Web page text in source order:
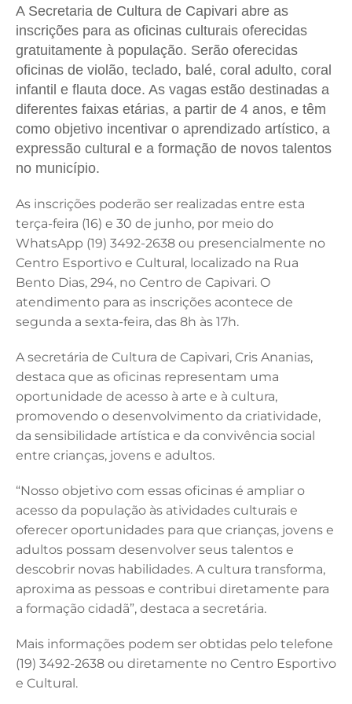
c
e
b
o
o
k
k
e
dI
n
it
te
r
ai
l
at
s
A
p
p
A Secretaria de Cultura de Capivari abre as
inscrições para as oficinas culturais oferecidas
gratuitamente à população. Serão oferecidas
oficinas de violão, teclado, balé, coral adulto, coral
infantil e flauta doce. As vagas estão destinadas a
diferentes faixas etárias, a partir de 4 anos, e têm
como objetivo incentivar o aprendizado artístico, a
expressão cultural e a formação de novos talentos
no município.
As inscrições poderão ser realizadas entre esta
terça-feira (16) e 30 de junho, por meio do
WhatsApp (19) 3492-2638 ou presencialmente no
Centro Esportivo e Cultural, localizado na Rua
Bento Dias, 294, no Centro de Capivari. O
atendimento para as inscrições acontece de
segunda a sexta-feira, das 8h às 17h.
A secretária de Cultura de Capivari, Cris Ananias,
destaca que as oficinas representam uma
oportunidade de acesso à arte e à cultura,
promovendo o desenvolvimento da criatividade,
da sensibilidade artística e da convivência social
entre crianças, jovens e adultos.
“Nosso objetivo com essas oficinas é ampliar o
acesso da população às atividades culturais e
oferecer oportunidades para que crianças, jovens e
adultos possam desenvolver seus talentos e
descobrir novas habilidades. A cultura transforma,
aproxima as pessoas e contribui diretamente para
a formação cidadã”, destaca a secretária.
Mais informações podem ser obtidas pelo telefone
(19) 3492-2638 ou diretamente no Centro Esportivo
e Cultural.